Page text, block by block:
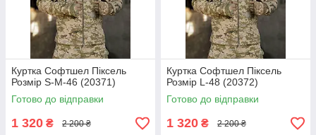
Куртка Софтшел Піксель
Розмір S-M-46 (20371)
Готово до відправки
1 320 ₴ 2 200 ₴
Куртка Софтшел Піксель
Розмір L-48 (20372)
Готово до відправки
1 320 ₴ 2 200 ₴